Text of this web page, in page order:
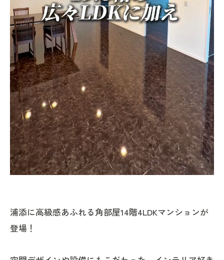
浦添に高級感あふれる角部屋14階4LDKマンションが
登場！